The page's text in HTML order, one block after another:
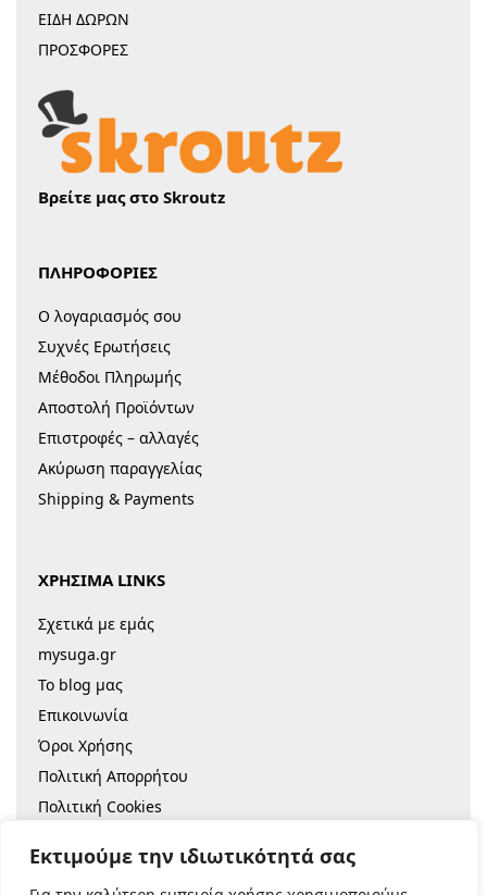
Εκτιμούμε την ιδιωτικότητά σας
ΕΙΔΗ ΔΩΡΩΝ
ΠΡΟΣΦΟΡΕΣ
Βρείτε μας στο Skroutz
ΠΛΗΡΟΦΟΡΙΕΣ
Ο λογαριασμός σου
Συχνές Ερωτήσεις
Μέθοδοι Πληρωμής
Αποστολή Προϊόντων
Επιστροφές – αλλαγές
Ακύρωση παραγγελίας
Shipping & Payments
ΧΡΗΣΙΜΑ LINKS
Σχετικά με εμάς
mysuga.gr
Το blog μας
Επικοινωνία
Όροι Χρήσης
Πολιτική Απορρήτου
Πολιτική Cookies